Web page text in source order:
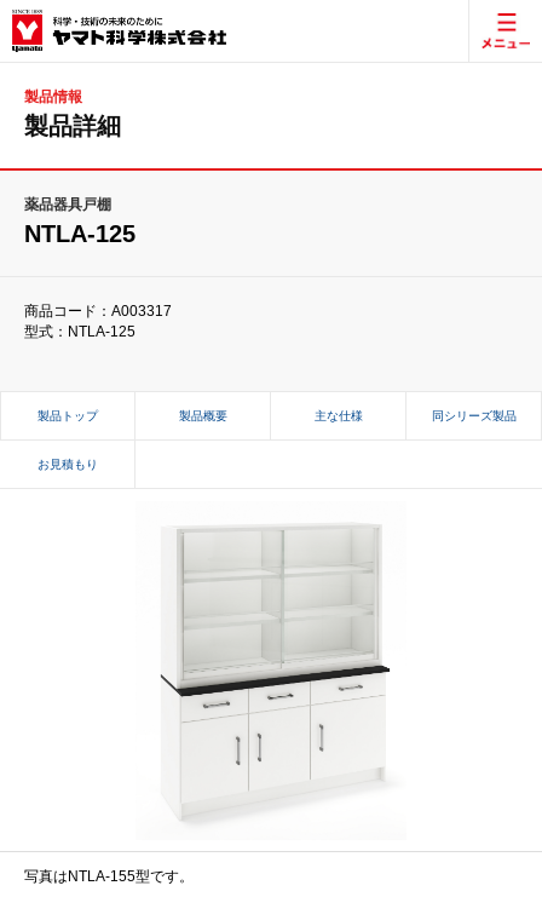
製品情報
製品詳細
薬品器具戸棚
NTLA-125
商品コード：A003317
型式：NTLA-125
製品トップ 製品概要 主な仕様 同シリーズ製品
お見積もり
写真はNTLA-155型です。